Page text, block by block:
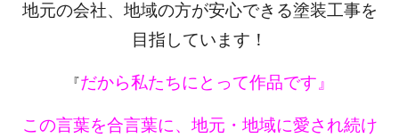
地元の会社、地域の方が安心できる塗装工事を
目指しています！
『だから私たちにとって作品です』
この言葉を合言葉に、地元・地域に愛され続け